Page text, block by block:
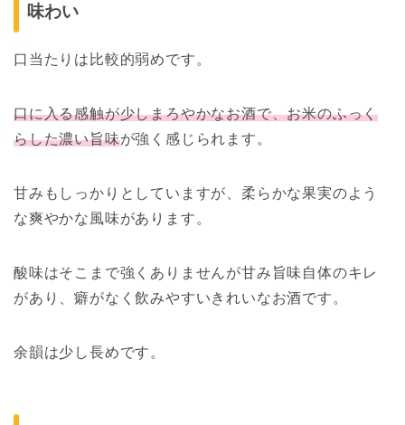
味わい
口当たりは比較的弱めです。
口に入る感触が少しまろやかなお酒で、お米のふっく
らした濃い旨味が強く感じられます。
甘みもしっかりとしていますが、柔らかな果実のよう
な爽やかな風味があります。
酸味はそこまで強くありませんが甘み旨味自体のキレ
があり、癖がなく飲みやすいきれいなお酒です。
余韻は少し長めです。